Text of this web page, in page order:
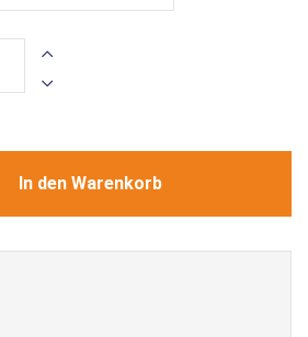
In den Warenkorb